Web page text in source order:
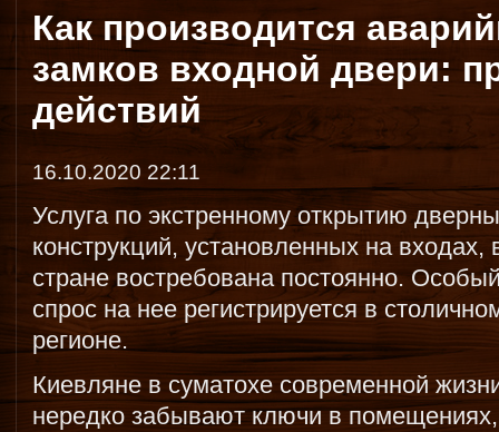
Как производится
замков входной двери:
действий
16.10.2020 22:11
Услуга по экстренному открытию
конструкций, установленных на входах,
стране востребована постоянно.
спрос на нее регистрируется в
регионе.
Киевляне в суматохе современной
нередко забывают ключи в